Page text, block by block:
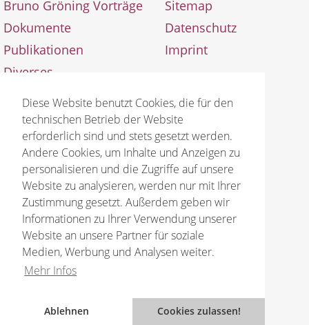
Diese Website benutzt Cookies, die für den
technischen Betrieb der Website
erforderlich sind und stets gesetzt werden.
Andere Cookies, um Inhalte und Anzeigen zu
personalisieren und die Zugriffe auf unsere
Website zu analysieren, werden nur mit Ihrer
Zustimmung gesetzt. Außerdem geben wir
Informationen zu Ihrer Verwendung unserer
Website an unsere Partner für soziale
Medien, Werbung und Analysen weiter.
Mehr Infos
Ablehnen Cookies zulassen!
Bruno Gröning Vorträge
Dokumente
Publikationen
Diverses
Sitemap
Datenschutz
Imprint
© 2026 Bruno Gröning Stiftung